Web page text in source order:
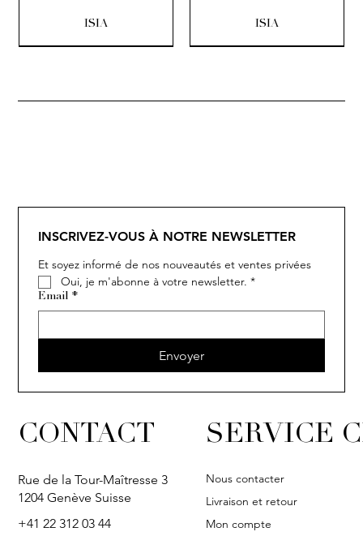
ISIA ISIA
INSCRIVEZ-VOUS À NOTRE NEWSLETTER
Et soyez informé de nos nouveautés et ventes privées
Oui, je m'abonne à votre newsletter. *
Email *
Envoyer
CONTACT
Rue de la Tour-Maîtresse 3
1204 Genève Suisse
+41 22 312 03 44
SERVICE
Nous contacter
Livraison et retour
Mon compte